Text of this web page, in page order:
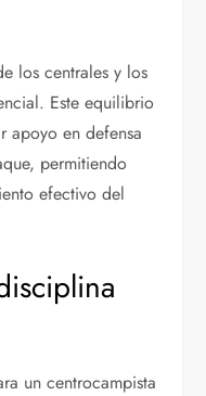
los centrales y los
Este equilibrio
apoyo en defensa
permitiendo
efectivo del
un centrocampista